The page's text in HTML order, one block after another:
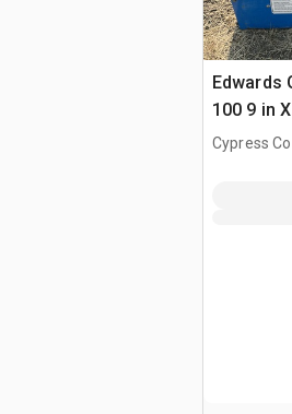
Edwards
100 9 in
Heater
Cypress